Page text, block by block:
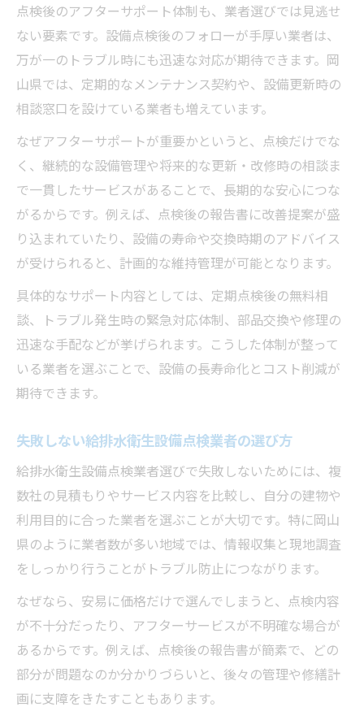
点検後のアフターサポート体制も、業者選びでは見逃せ
ない要素です。設備点検後のフォローが手厚い業者は、
万が一のトラブル時にも迅速な対応が期待できます。岡
山県では、定期的なメンテナンス契約や、設備更新時の
相談窓口を設けている業者も増えています。
なぜアフターサポートが重要かというと、点検だけでな
く、継続的な設備管理や将来的な更新・改修時の相談ま
で一貫したサービスがあることで、長期的な安心につな
がるからです。例えば、点検後の報告書に改善提案が盛
り込まれていたり、設備の寿命や交換時期のアドバイス
が受けられると、計画的な維持管理が可能となります。
具体的なサポート内容としては、定期点検後の無料相
談、トラブル発生時の緊急対応体制、部品交換や修理の
迅速な手配などが挙げられます。こうした体制が整って
いる業者を選ぶことで、設備の長寿命化とコスト削減が
期待できます。
失敗しない給排水衛生設備点検業者の選び方
給排水衛生設備点検業者選びで失敗しないためには、複
数社の見積もりやサービス内容を比較し、自分の建物や
利用目的に合った業者を選ぶことが大切です。特に岡山
県のように業者数が多い地域では、情報収集と現地調査
をしっかり行うことがトラブル防止につながります。
なぜなら、安易に価格だけで選んでしまうと、点検内容
が不十分だったり、アフターサービスが不明確な場合が
あるからです。例えば、点検後の報告書が簡素で、どの
部分が問題なのか分かりづらいと、後々の管理や修繕計
画に支障をきたすこともあります。